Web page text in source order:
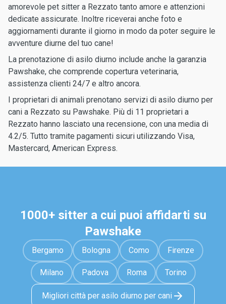
amorevole pet sitter a Rezzato tanto amore e attenzioni
dedicate assicurate. Inoltre riceverai anche foto e
aggiornamenti durante il giorno in modo da poter seguire le
avventure diurne del tuo cane!
La prenotazione di asilo diurno include anche la garanzia
Pawshake, che comprende copertura veterinaria,
assistenza clienti 24/7 e altro ancora.
I proprietari di animali prenotano servizi di asilo diurno per
cani a Rezzato su Pawshake. Più di 11 proprietari a
Rezzato hanno lasciato una recensione, con una media di
4.2/5. Tutto tramite pagamenti sicuri utilizzando Visa,
Mastercard, American Express.
1000+ sitter a cui puoi affidarti su
Pawshake
Bergamo Bologna Como Firenze
Milano Padova Roma Torino
Migliori città per asilo diurno per cani